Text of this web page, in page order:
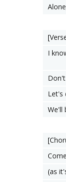
I
Let's
We'll
(as